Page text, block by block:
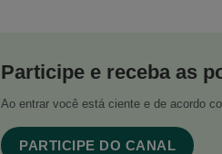
Participe e receba as
Ao entrar você está ciente e de acordo
PARTICIPE DO CANAL